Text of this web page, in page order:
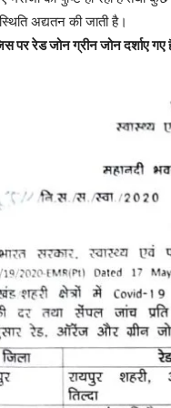
अद्यतन की जाती है।
पर रेड जोन ग्रीन जोन दर्शाए गए